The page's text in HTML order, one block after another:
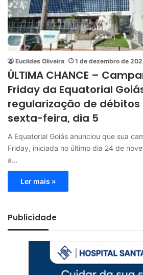
Euclides Oliveira 1 de dezembro de
ÚLTIMA CHANCE –
Friday da Equatorial
regularização de
sexta-feira, dia 5
A Equatorial Goiás anunciou que sua
Friday, iniciada no último dia 24 de
a…
Ler mais »
Publicidade